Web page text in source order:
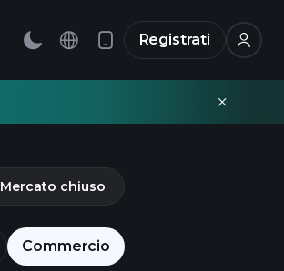
Registrati
Commercio
Mercato chiuso